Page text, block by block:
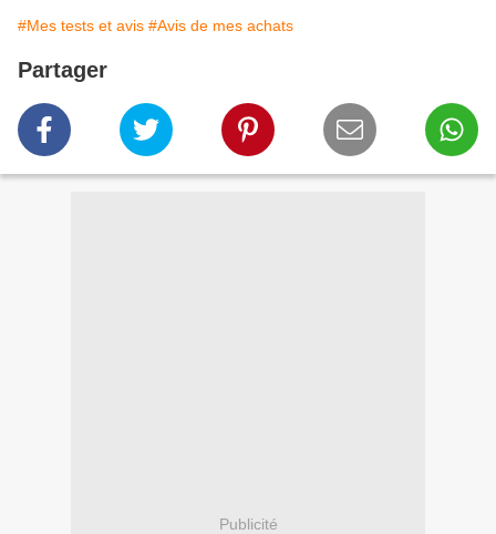
#Mes tests et avis #Avis de mes achats
Partager
Publicité